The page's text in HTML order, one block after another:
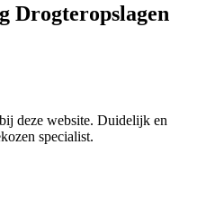
Drogteropslagen
deze website. Duidelijk en
specialist.